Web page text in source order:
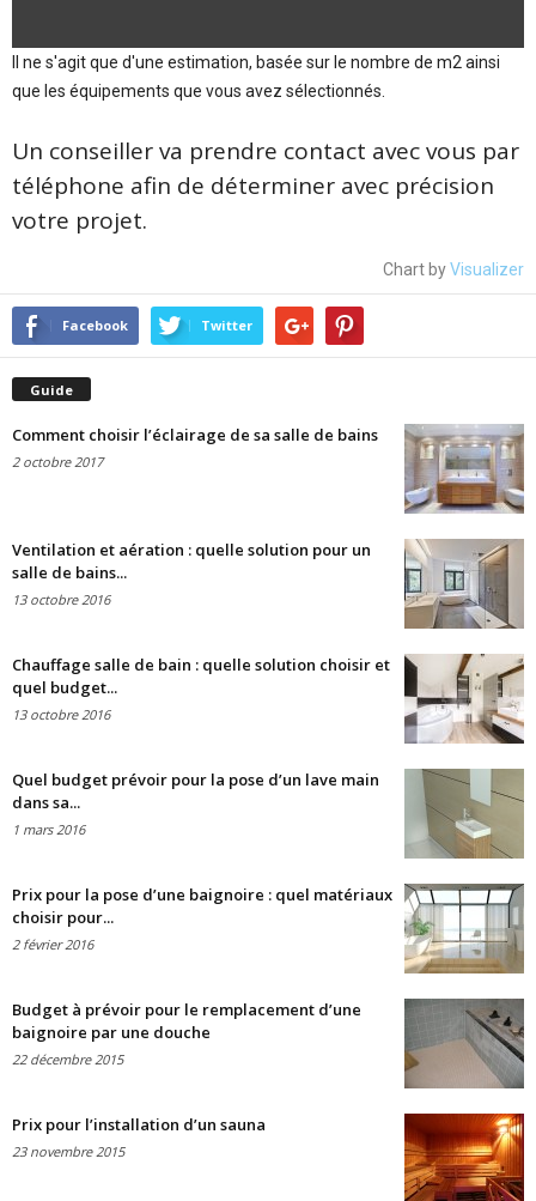
Il ne s'agit que d'une estimation, basée sur le nombre de m2 ainsi
que les équipements que vous avez sélectionnés.
Un conseiller va prendre contact avec vous par
téléphone afin de déterminer avec précision
votre projet.
Chart byVisualizer
Facebook Twitter
Guide
Comment choisir l’éclairage de sa salle de bains
2 octobre 2017
Ventilation et aération : quelle solution pour un
salle de bains...
13 octobre 2016
Chauffage salle de bain : quelle solution choisir et
quel budget...
13 octobre 2016
Quel budget prévoir pour la pose d’un lave main
dans sa...
1 mars 2016
Prix pour la pose d’une baignoire : quel matériaux
choisir pour...
2 février 2016
Budget à prévoir pour le remplacement d’une
baignoire par une douche
22 décembre 2015
Prix pour l’installation d’un sauna
23 novembre 2015